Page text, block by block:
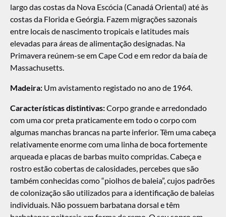
largo das costas da Nova Escócia (Canadá Oriental) até às
costas da Florida e Geórgia. Fazem migrações sazonais
entre locais de nascimento tropicais e latitudes mais
elevadas para áreas de alimentação designadas. Na
Primavera reúnem-se em Cape Cod e em redor da baía de
Massachusetts.
Madeira: Um avistamento registado no ano de 1964.
Características distintivas:Corpo grande e arredondado
com uma cor preta praticamente em todo o corpo com
algumas manchas brancas na parte inferior. Têm uma cabeça
relativamente enorme com uma linha de boca fortemente
arqueada e placas de barbas muito compridas. Cabeça e
rostro estão cobertas de calosidades, percebes que são
também conhecidas como “piolhos de baleia”, cujos padrões
de colonização são utilizados para a identificação de baleias
individuais. Não possuem barbatana dorsal e têm